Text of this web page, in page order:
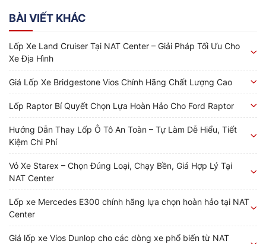
BÀI VIẾT KHÁC
Lốp Xe Land Cruiser Tại NAT Center – Giải Pháp Tối Ưu Cho
Xe Địa Hình
Giá Lốp Xe Bridgestone Vios Chính Hãng Chất Lượng Cao
Lốp Raptor Bí Quyết Chọn Lựa Hoàn Hảo Cho Ford Raptor
Hướng Dẫn Thay Lốp Ô Tô An Toàn – Tự Làm Dễ Hiểu, Tiết
Kiệm Chi Phí
Vỏ Xe Starex – Chọn Đúng Loại, Chạy Bền, Giá Hợp Lý Tại
NAT Center
Lốp xe Mercedes E300 chính hãng lựa chọn hoàn hảo tại NAT
Center
Giá lốp xe Vios Dunlop cho các dòng xe phổ biến từ NAT